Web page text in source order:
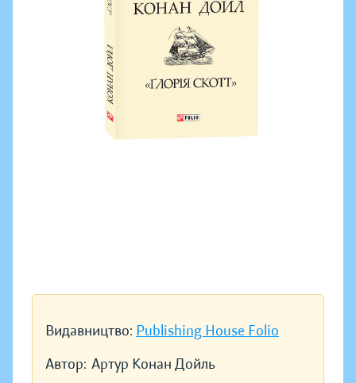
Видавництво: Publishing House Folio
Автор: Артур Конан Дойль